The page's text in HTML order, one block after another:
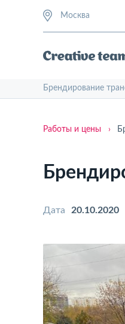
Москва
Брендирование
Работы и цены ›
Дата 20.10.2020